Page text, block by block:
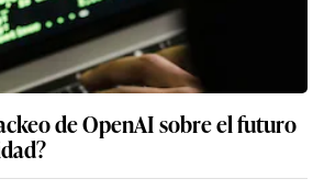
de OpenAI sobre el futuro